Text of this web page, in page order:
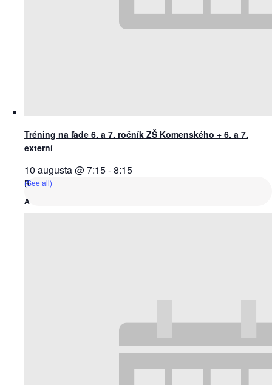
Tréning na ľade 6. a 7. ročník ZŠ Komenského + 6. a 7.
externí
10 augusta @ 7:15-8:15
(See all)